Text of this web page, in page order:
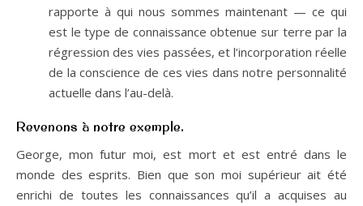
rapporte à qui nous sommes maintenant — ce qui
est le type de connaissance obtenue sur terre par la
régression des vies passées, et l’incorporation réelle
de la conscience de ces vies dans notre personnalité
actuelle dans l’au-delà.
Revenons à notre exemple.
George, mon futur moi, est mort et est entré dans le
monde des esprits. Bien que son moi supérieur ait été
enrichi de toutes les connaissances qu’il a acquises au